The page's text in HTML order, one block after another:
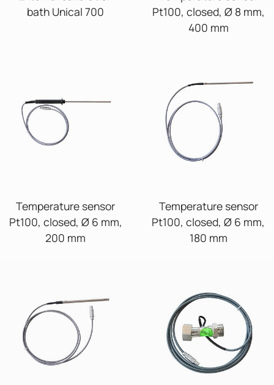
bath Unical 700
Pt100, closed, Ø 8 mm,
400 mm
Temperature sensor
Pt100, closed, Ø 6 mm,
200 mm
Temperature sensor
Pt100, closed, Ø 6 mm,
180 mm